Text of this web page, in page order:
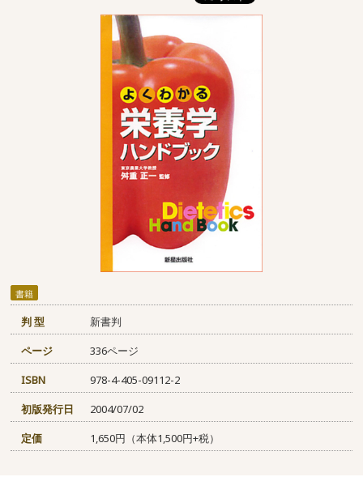
書籍
判 型
新書判
ページ
336ページ
ISBN
978-4-405-09112-2
初版発行日
2004/07/02
定価
1,650円（本体1,500円+税）